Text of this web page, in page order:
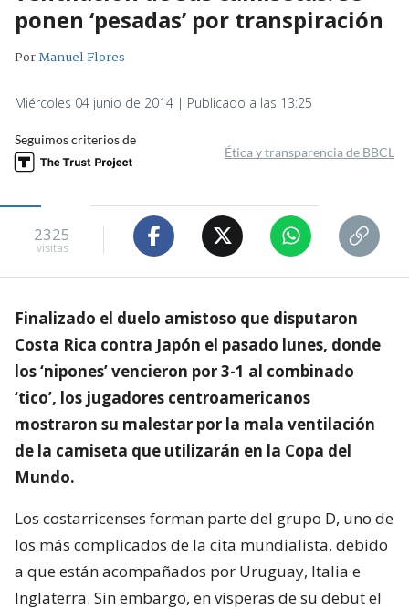
ponen ‘pesadas’ por transpiración
PorManuel Flores
Miércoles 04 junio de 2014 | Publicado a las 13:25
Seguimos criterios de
Ética y transparencia de BBCL
2325
visitas
Finalizado el duelo amistoso que disputaron
Costa Rica contra Japón el pasado lunes, donde
los ‘nipones’ vencieron por 3-1 al combinado
‘tico’, los jugadores centroamericanos
mostraron su malestar por la mala ventilación
de la camiseta que utilizarán en la Copa del
Mundo.
Los costarricenses forman parte del grupo D, uno de
los más complicados de la cita mundialista, debido
a que están acompañados por Uruguay, Italia e
Inglaterra. Sin embargo, en vísperas de su debut el